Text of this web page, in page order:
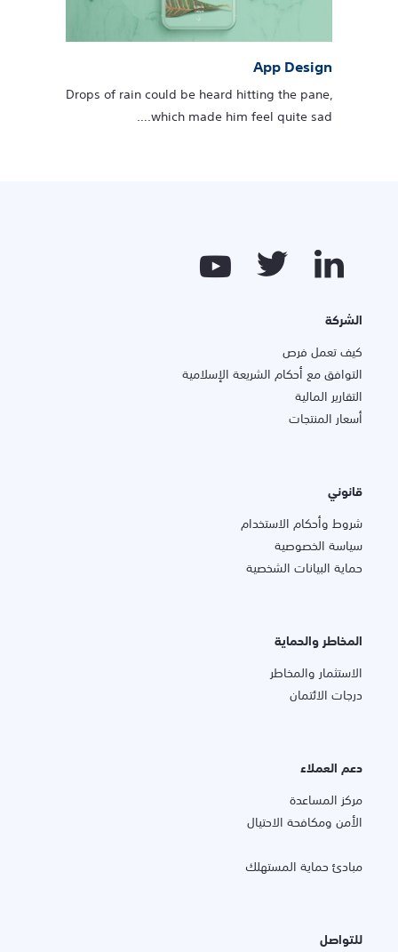
App Design
Drops of rain could be heard hitting the pane,
which made him feel quite sad.…
الشركة
كيف تعمل فرص
التوافق مع أحكام الشريعة الإسلامية
التقارير المالية
أسعار المنتجات
قانوني
شروط وأحكام الاستخدام
سياسة الخصوصية
حماية البيانات الشخصية
المخاطر والحماية
الاستثمار والمخاطر
درجات الائتمان
دعم العملاء
مركز المساعدة
الأمن ومكافحة الاحتيال
مبادئ حماية المستهلك
للتواصل